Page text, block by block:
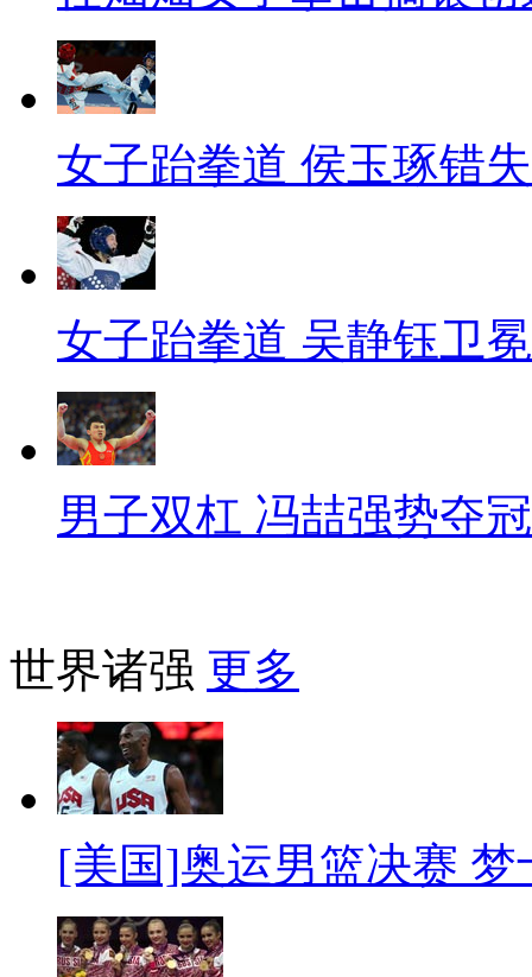
女子跆拳道 侯玉琢错
女子跆拳道 吴静钰卫冕
男子双杠 冯喆强势夺冠
世界诸强 更多
[美国]奥运男篮决赛